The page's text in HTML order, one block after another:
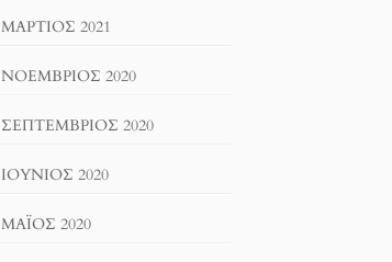
ΜΆΡΤΙΟΣ 2021
ΝΟΈΜΒΡΙΟΣ 2020
ΣΕΠΤΈΜΒΡΙΟΣ 2020
ΙΟΎΝΙΟΣ 2020
ΜΆΙΟΣ 2020